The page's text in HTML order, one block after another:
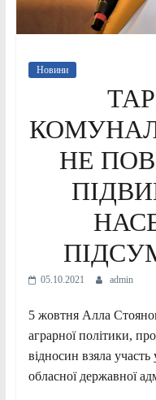
Новини
НЕ
05.10.2021 admin
5 жовтня Алла
аграрної політики,
відносин взяла участь
обласної державної